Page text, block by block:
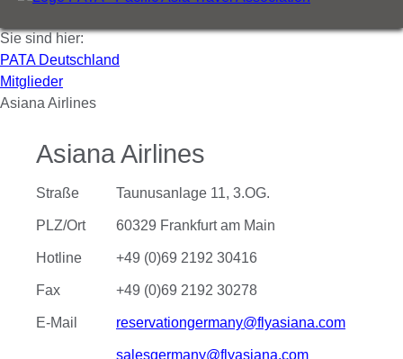
Sie sind hier:
PATA Deutschland
Mitglieder
Asiana Airlines
Asiana Airlines
Straße Taunusanlage 11, 3.OG.
PLZ/Ort 60329 Frankfurt am Main
Hotline +49 (0)69 2192 30416
Fax +49 (0)69 2192 30278
E-Mail reservationgermany@flyasiana.com
salesgermany@flyasiana.com